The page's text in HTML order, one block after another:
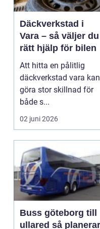
Däckverkstad i
Vara – så väljer du
rätt hjälp för bilen
Att hitta en pålitlig
däckverkstad vara kan
göra stor skillnad för
både s...
02 juni 2026
Buss göteborg till
ullared så planerar